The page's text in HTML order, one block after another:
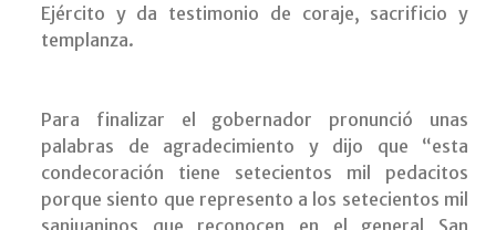
Ejército y da testimonio de coraje, sacrificio y
templanza.
Para finalizar el gobernador pronunció unas
palabras de agradecimiento y dijo que “esta
condecoración tiene setecientos mil pedacitos
porque siento que represento a los setecientos mil
sanjuaninos que reconocen en el general San